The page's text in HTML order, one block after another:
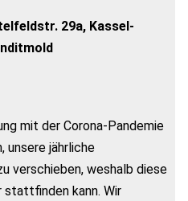
29a, Kassel-
mit der Corona-Pandemie
unsere jährliche
verschieben, weshalb diese
kann. Wir